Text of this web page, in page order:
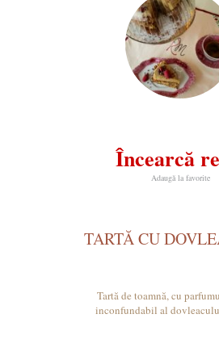
Încearcă
Adaugă la favorite
TARTĂ CU
Tartă de toamnă, cu
inconfundabil al